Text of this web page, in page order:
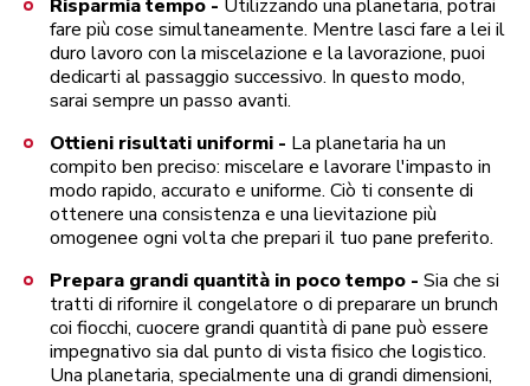
Risparmia tempo - Utilizzando una planetaria, potrai
fare più cose simultaneamente. Mentre lasci fare a lei il
duro lavoro con la miscelazione e la lavorazione, puoi
dedicarti al passaggio successivo. In questo modo,
sarai sempre un passo avanti.
Ottieni risultati uniformi - La planetaria ha un
compito ben preciso: miscelare e lavorare l'impasto in
modo rapido, accurato e uniforme. Ciò ti consente di
ottenere una consistenza e una lievitazione più
omogenee ogni volta che prepari il tuo pane preferito.
Prepara grandi quantità in poco tempo - Sia che si
tratti di rifornire il congelatore o di preparare un brunch
coi fiocchi, cuocere grandi quantità di pane può essere
impegnativo sia dal punto di vista fisico che logistico.
Una planetaria, specialmente una di grandi dimensioni,